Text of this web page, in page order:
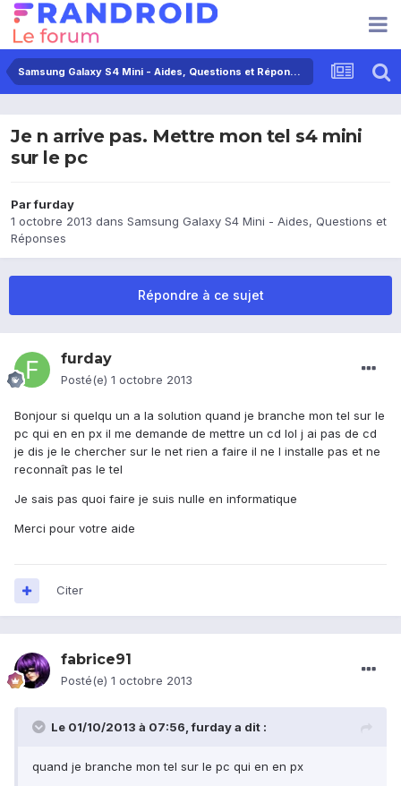
Samsung Galaxy S4 Mini - Aides, Questions et Réponses
Je n arrive pas. Mettre mon tel s4 mini
sur le pc
Parfurday
1 octobre 2013 dans Samsung Galaxy S4 Mini - Aides, Questions et
Réponses
Répondre à ce sujet
furday
Posté(e) 1 octobre 2013
Bonjour si quelqu un a la solution quand je branche mon tel sur le
pc qui en en px il me demande de mettre un cd lol j ai pas de cd
je dis je le chercher sur le net rien a faire il ne l installe pas et ne
reconnaît pas le tel
Je sais pas quoi faire je suis nulle en informatique
Merci pour votre aide
Citer
fabrice91
Posté(e) 1 octobre 2013
Le 01/10/2013 à 07:56, furday a dit :
quand je branche mon tel sur le pc qui en en px